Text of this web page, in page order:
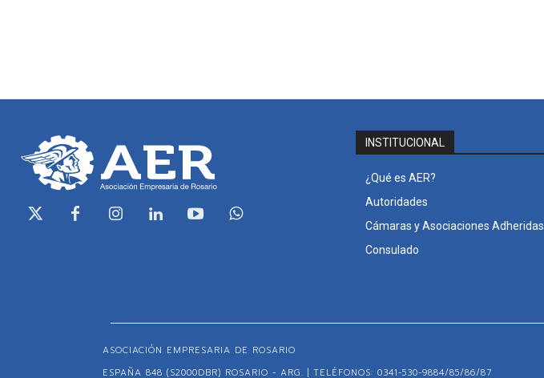
INSTITUCIONAL
¿Qué es AER?
Autoridades
Cámaras y Asociaciones Adheridas
Consulado
ASOCIACIÓN EMPRESARIA DE ROSARIO
ESPAÑA 848 (S2000DBR) ROSARIO - ARG. | TELÉFONOS: 0341-530-9884/85/86/87